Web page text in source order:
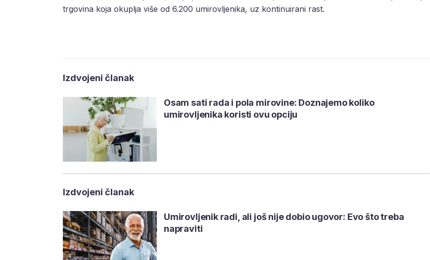
trgovina koja okuplja više od 6.200 umirovljenika, uz kontinuirani rast.
Izdvojeni članak
Osam sati rada i pola mirovine: Doznajemo koliko
umirovljenika koristi ovu opciju
Izdvojeni članak
Umirovljenik radi, ali još nije dobio ugovor: Evo što treba
napraviti